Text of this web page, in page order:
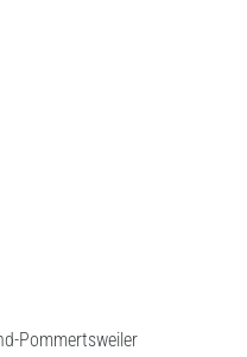
Pommertsweiler